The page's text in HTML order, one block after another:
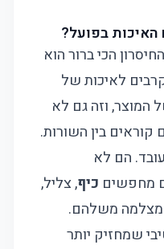
בפועל?
הכי ברור הוא
לאיכות של
המוצר, וזה גם לא
בין השורות.
הם לא
מחפשים כיף, צליל,
מצלמה משלהם.
שמחזיק יותר